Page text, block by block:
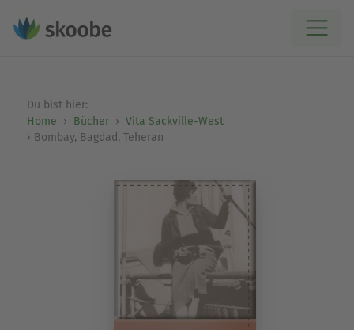
Du bist hier:
Home
Bücher
Vita Sackville-West
Bombay, Bagdad, Teheran